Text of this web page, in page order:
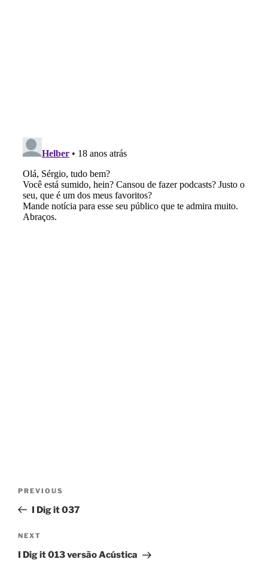
Previous
Post
PREVIOUS
I Dig it 037
Next
Post
NEXT
I Dig it 013 versão Acústica